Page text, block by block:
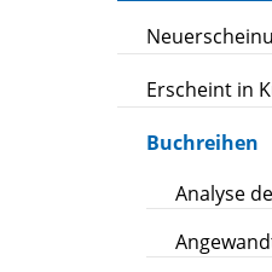
Erscheint in
Buchreihen
Analyse